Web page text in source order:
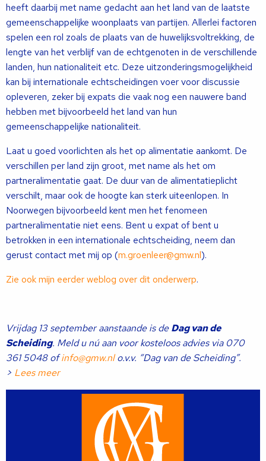
heeft daarbij met name gedacht aan het land van de laatste
gemeenschappelijke woonplaats van partijen. Allerlei factoren
spelen een rol zoals de plaats van de huwelijksvoltrekking, de
lengte van het verblijf van de echtgenoten in de verschillende
landen, hun nationaliteit etc. Deze uitzonderingsmogelijkheid
kan bij internationale echtscheidingen voer voor discussie
opleveren, zeker bij expats die vaak nog een nauwere band
hebben met bijvoorbeeld het land van hun
gemeenschappelijke nationaliteit.
Laat u goed voorlichten als het op alimentatie aankomt. De
verschillen per land zijn groot, met name als het om
partneralimentatie gaat. De duur van de alimentatieplicht
verschilt, maar ook de hoogte kan sterk uiteenlopen. In
Noorwegen bijvoorbeeld kent men het fenomeen
partneralimentatie niet eens. Bent u expat of bent u
betrokken in een internationale echtscheiding, neem dan
gerust contact met mij op (m.groenleer@gmw.nl).
Zie ook mijn eerder weblog over dit onderwerp.
Vrijdag 13 september aanstaande is deDag van de
Scheiding. Meld u nú aan voor kosteloos advies via 070
361 5048 ofinfo@gmw.nlo.v.v. “Dag van de Scheiding”.
> Lees meer